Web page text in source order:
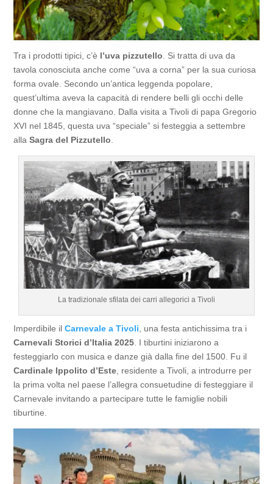
Tra i prodotti tipici, c’è l’uva pizzutello . Si tratta di uva da
tavola conosciuta anche come “uva a corna” per la sua curiosa
forma ovale. Secondo un’antica leggenda popolare,
quest’ultima aveva la capacità di rendere belli gli occhi delle
donne che la mangiavano. Dalla visita a Tivoli di papa Gregorio
XVI nel 1845, questa uva “speciale” si festeggia a settembre
allaSagra del Pizzutello
La tradizionale sfilata dei carri allegorici a Tivoli
Imperdibile ilCarnevale a Tivoli , una festa antichissima tra i
Carnevali Storici d’Italia 2025 . I tiburtini iniziarono a
festeggiarlo con musica e danze già dalla fine del 1500. Fu il
Cardinale Ippolito d’Este , residente a Tivoli, a introdurre per
la prima volta nel paese l’allegra consuetudine di festeggiare il
Carnevale invitando a partecipare tutte le famiglie nobili
tiburtine.